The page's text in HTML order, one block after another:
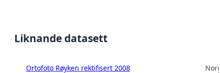
Liknande datasett
Ortofoto Røyken rektifisert 2008